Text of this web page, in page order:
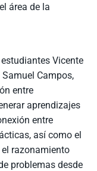
área de la
Vicente
Campos,
entre
aprendizajes
entre
así como el
razonamiento
problemas desde